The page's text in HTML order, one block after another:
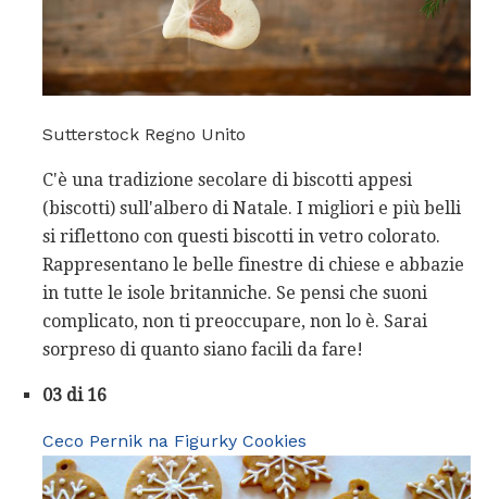
Sutterstock Regno Unito
C'è una tradizione secolare di biscotti appesi
(biscotti) sull'albero di Natale. I migliori e più belli
si riflettono con questi biscotti in vetro colorato.
Rappresentano le belle finestre di chiese e abbazie
in tutte le isole britanniche. Se pensi che suoni
complicato, non ti preoccupare, non lo è. Sarai
sorpreso di quanto siano facili da fare!
03 di 16
Ceco Pernik na Figurky Cookies